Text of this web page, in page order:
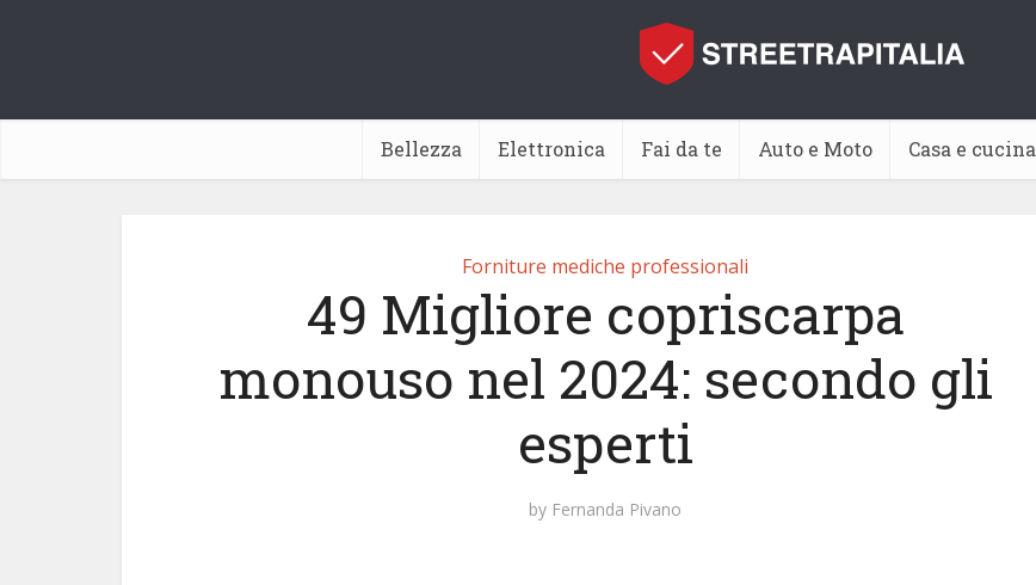
Bellezza Elettronica Fai da te Auto e Moto Casa e cucina
Forniture mediche professionali
49 Migliore copriscarpa
monouso nel 2024: secondo gli
esperti
by Fernanda Pivano